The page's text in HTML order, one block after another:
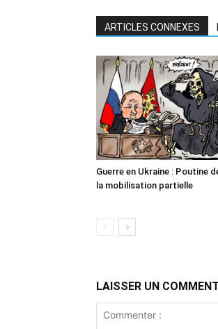
ARTICLES CONNEXES
Guerre en Ukraine : Poutine
la mobilisation partielle
LAISSER UN